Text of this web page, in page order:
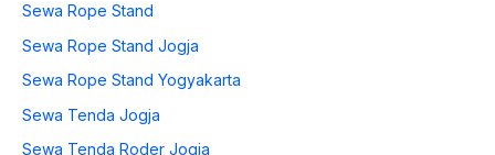
Sewa Rope Stand
Sewa Rope Stand Jogja
Sewa Rope Stand Yogyakarta
Sewa Tenda Jogja
Sewa Tenda Roder Jogja